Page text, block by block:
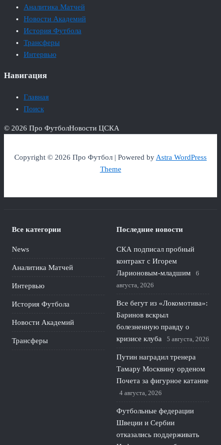
Аналитика Матчей
Новости Академий
История Футбола
Трансферы
Интервью
Навигация
Главная
Поиск
© 2026 Про ФутболНовости ЦСКА
Copyright © 2026 Про Футбол | Powered byAstra WordPress
Theme
Все категории
News
Аналитика Матчей
Интервью
История Футбола
Новости Академий
Трансферы
Последние новости
СКА подписал пробный
контракт с Игорем
Ларионовым‑младшим
6
августа, 2026
Все бегут из «Локомотива»:
Баринов вскрыл
болезненную правду о
кризисе клуба
5 августа, 2026
Путин наградил тренера
Тамару Москвину орденом
Почета за фигурное катание
4 августа, 2026
Футбольные федерации
Швеции и Сербии
отказались поддерживать